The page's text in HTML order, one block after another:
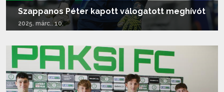
Szappanos Péter kapott válogatott meghívót
2025. márc.. 10.